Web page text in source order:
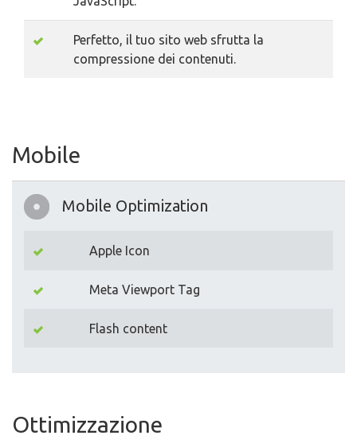
Perfetto, il tuo sito web sfrutta la
compressione dei contenuti.
Mobile
Mobile Optimization
Apple Icon
Meta Viewport Tag
Flash content
Ottimizzazione